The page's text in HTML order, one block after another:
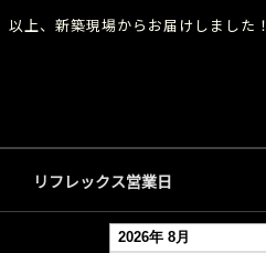
以上、新築現場からお届けしました！
リフレックス営業日
2026年 8月